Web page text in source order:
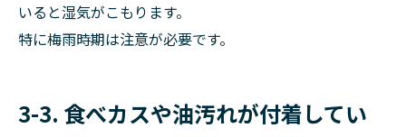
いると湿気がこもります。
特に梅雨時期は注意が必要です。
3-3. 食べカスや油汚れが付着してい